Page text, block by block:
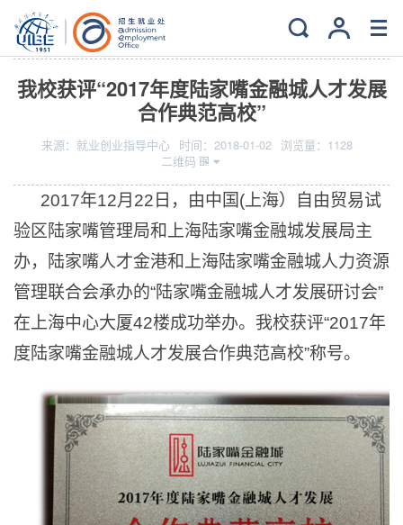
当前位置： 主页 >新闻中心
我校获评“2017年度陆家嘴金融城人才发展
合作典范高校”
来源： 就业创业指导中心 时间： 2018-01-02 浏览量： 1128
二维码
2017年12月22日，由中国(上海）自由贸易试
验区陆家嘴管理局和上海陆家嘴金融城发展局主
办，陆家嘴人才金港和上海陆家嘴金融城人力资源
管理联合会承办的“陆家嘴金融城人才发展研讨会”
在上海中心大厦42楼成功举办。我校获评“2017年
度陆家嘴金融城人才发展合作典范高校”称号。